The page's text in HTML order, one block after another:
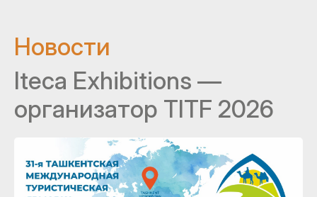
Новости
Iteca Exhibitions —
организатор TITF 2026